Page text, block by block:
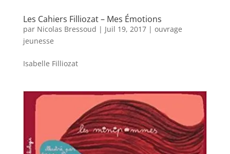
Les Cahiers Filliozat – Mes Émotions
par Nicolas Bressoud | Juil 19, 2017| ouvrage
jeunesse
Isabelle Filliozat